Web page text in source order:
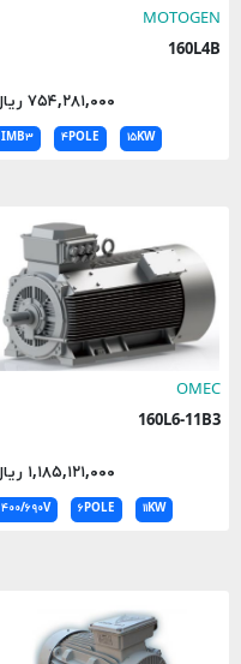
MOTOGEN
160L4B
۷۵۴,۲۸۱,۰۰۰ ریال
۱۵KW ۴POLE IMB۳
OMEC
160L6-11B3
۱,۱۸۵,۱۲۱,۰۰۰ ریال
۱۱KW ۶POLE ۴۰۰/۶۹۰V